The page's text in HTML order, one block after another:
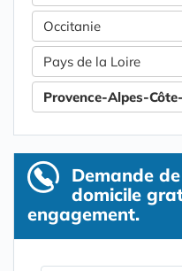
Occitanie
Pays de la Loire
Provence-Alpes-
Demande
domicile
engagement.